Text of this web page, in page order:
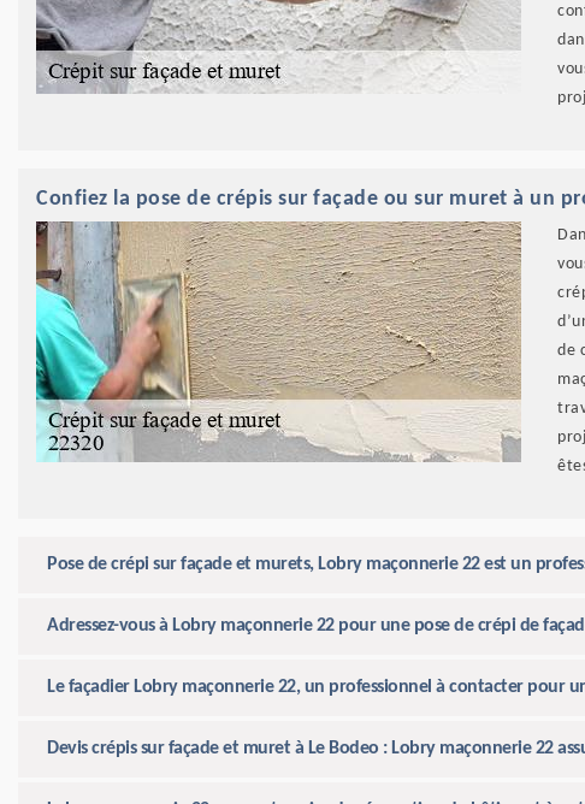
Confiez la pose de crépis sur façade ou sur muret à un
de
Pose de crépi sur façade et murets, Lobry maçonnerie 22 est un
Adressez-vous à Lobry maçonnerie 22 pour une pose de crépi de
Le façadier Lobry maçonnerie 22, un professionnel à contacter pour
Devis crépis sur façade et muret à Le Bodeo : Lobry maçonnerie 22